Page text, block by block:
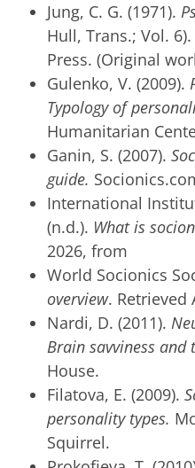
Jung, C. G. (1971).
Hull, Trans.; Vol.
Press. (Original
Gulenko, V. (2009).
Typology of
Humanitarian
Ganin, S. (2007).
guide.
International
(n.d.). What is
2026, from
World Socionics
overview. Retrieved
Nardi, D. (2011).
Brain savviness and
House.
Filatova, E. (2009).
personality types.
Squirrel.